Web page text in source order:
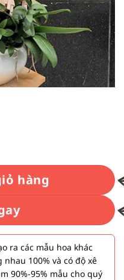
hàng
ra các mẫu hoa khác
100% và có độ xê
90%-95% mẫu cho quý